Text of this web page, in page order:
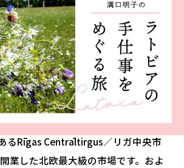
るRīgas Centrāltirgus／リガ中央市
業した北欧最大級の市場です。およ